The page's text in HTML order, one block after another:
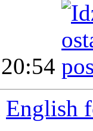
20:54
English